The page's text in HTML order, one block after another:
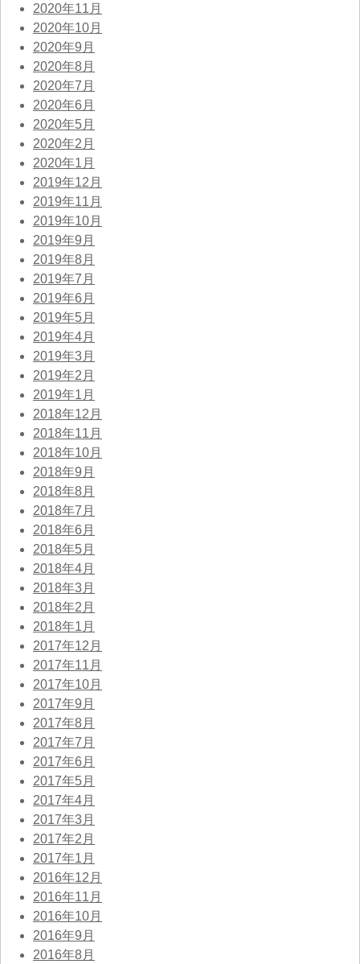
2020年11月
2020年10月
2020年9月
2020年8月
2020年7月
2020年6月
2020年5月
2020年2月
2020年1月
2019年12月
2019年11月
2019年10月
2019年9月
2019年8月
2019年7月
2019年6月
2019年5月
2019年4月
2019年3月
2019年2月
2019年1月
2018年12月
2018年11月
2018年10月
2018年9月
2018年8月
2018年7月
2018年6月
2018年5月
2018年4月
2018年3月
2018年2月
2018年1月
2017年12月
2017年11月
2017年10月
2017年9月
2017年8月
2017年7月
2017年6月
2017年5月
2017年4月
2017年3月
2017年2月
2017年1月
2016年12月
2016年11月
2016年10月
2016年9月
2016年8月